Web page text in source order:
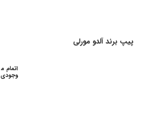
پیپ برند آلدو مورلی
اتمام م
وجودی